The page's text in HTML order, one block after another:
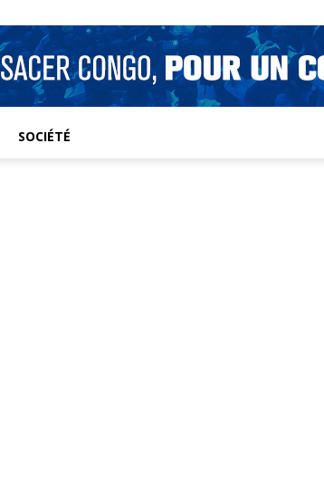
SOCIÉTÉ